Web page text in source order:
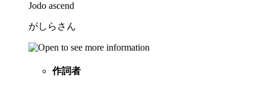
Jodo ascend
がしらさん
作詞者